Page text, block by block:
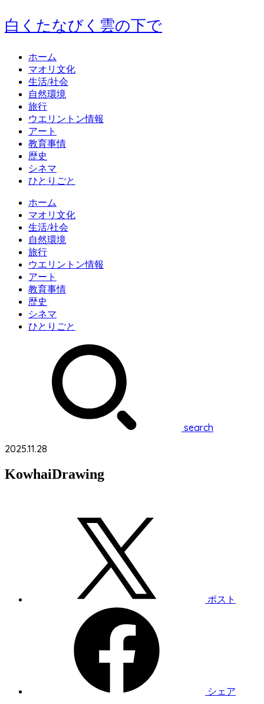
白くたなびく雲の下で
ホーム
マオリ文化
生活/社会
自然環境
旅行
ウエリントン情報
アート
教育事情
歴史
シネマ
ひとりごと
ホーム
マオリ文化
生活/社会
自然環境
旅行
ウエリントン情報
アート
教育事情
歴史
シネマ
ひとりごと
search
2025.11.28
KowhaiDrawing
ポスト
シェア